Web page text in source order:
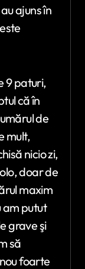
ajuns în
9 paturi,
că în
de
mult,
nicio zi,
doar de
maxim
am putut
grave şi
să
foarte